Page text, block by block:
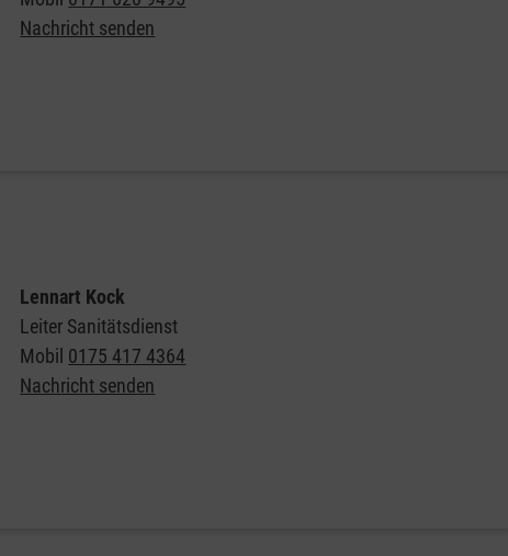
Nachricht senden
Lennart Kock
Leiter Sanitätsdienst
Mobil 0175 417 4364
Nachricht senden